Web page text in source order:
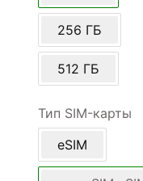
256 ГБ
512 ГБ
Тип SIM-карты
eSIM